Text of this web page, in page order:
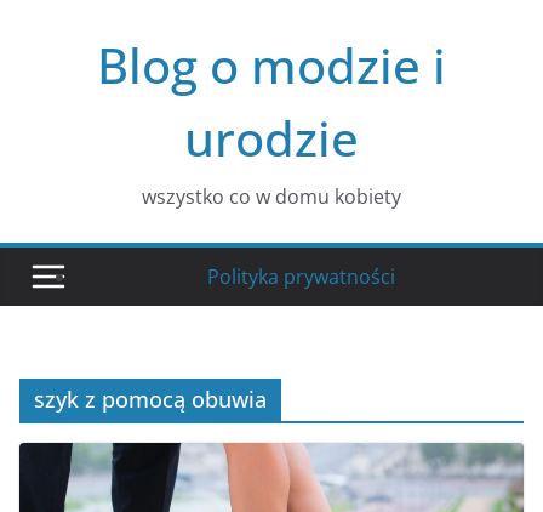
Blog o modzie i
urodzie
wszystko co w domu kobiety
Polityka prywatności
szyk z pomocą obuwia